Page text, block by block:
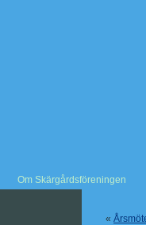
Om Skärgårdsföreningen
«